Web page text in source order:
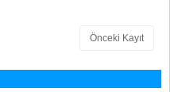
Önceki Kayıt